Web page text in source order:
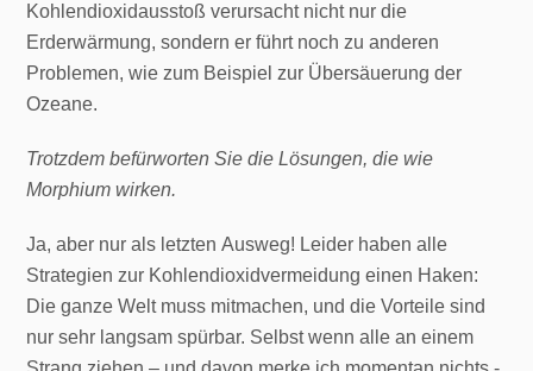
Kohlendioxidausstoß verursacht nicht nur die
Erderwärmung, sondern er führt noch zu anderen
Problemen, wie zum Beispiel zur Übersäuerung der
Ozeane.
Trotzdem befürworten Sie die Lösungen, die wie
Morphium wirken.
Ja, aber nur als letzten Ausweg! Leider haben alle
Strategien zur Kohlendioxidvermeidung einen Haken:
Die ganze Welt muss mitmachen, und die Vorteile sind
nur sehr langsam spürbar. Selbst wenn alle an einem